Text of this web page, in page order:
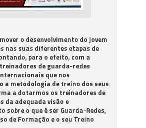
o desenvolvimento do jovem
nas suas diferentes etapas de
para o efeito, com a
de guarda-redes
que nos
a metodologia de treino dos seus
a dotarmos os treinadores de
da adequada visão e
sobre o que é ser Guarda-Redes,
de Formação e o seu Treino